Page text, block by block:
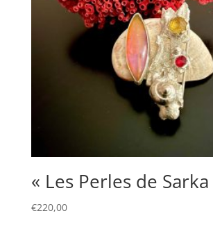
« Les Perles de Sarka
€220,00